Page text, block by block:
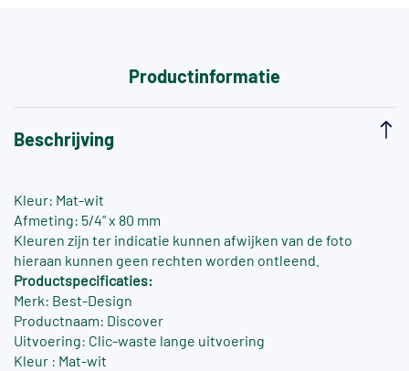
Productinformatie
Beschrijving
Kleur: Mat-wit
Afmeting: 5/4" x 80 mm
Kleuren zijn ter indicatie kunnen afwijken van de foto
hieraan kunnen geen rechten worden ontleend.
Productspecificaties:
Merk: Best-Design
Productnaam: Discover
Uitvoering: Clic-waste lange uitvoering
Kleur : Mat-wit